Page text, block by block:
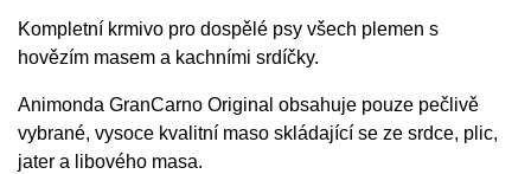
Kompletní krmivo pro dospělé psy všech plemen s
hovězím masem a kachními srdíčky.
Animonda GranCarno Original obsahuje pouze pečlivě
vybrané, vysoce kvalitní maso skládající se ze srdce, plic,
jater a libového masa.